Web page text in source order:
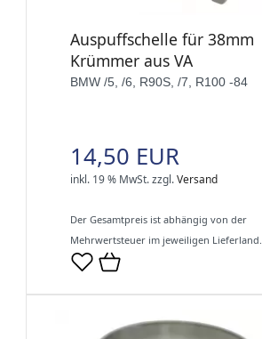
Auspuffschelle für 38mm
Krümmer aus VA
BMW /5, /6, R90S, /7, R100 -84
14,50 EUR
inkl. 19 % MwSt.zzgl.Versand
Der Gesamtpreis ist abhängig von der
Mehrwertsteuer im jeweiligen Lieferland.